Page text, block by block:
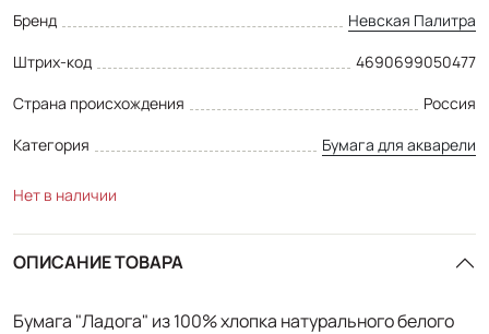
Бренд
Невская Палитра
Штрих-код
4690699050477
Страна происхождения
Россия
Категория
Бумага для акварели
Нет в наличии
ОПИСАНИЕ ТОВАРА
Бумага "Ладога" из 100% хлопка натурального белого